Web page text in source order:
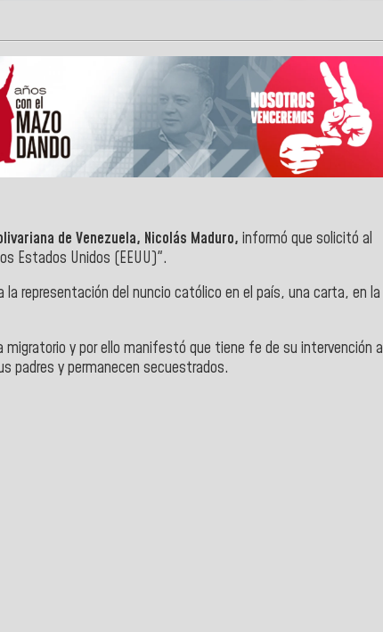
de Venezuela, Nicolás Maduro, informó que solicitó al
Estados Unidos (EEUU)".
representación del nuncio católico en el país, una carta, en la
y por ello manifestó que tiene fe de su intervención a
padres y permanecen secuestrados.